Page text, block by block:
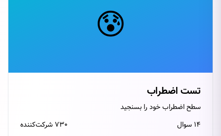
😰
تست اضطراب
سطح اضطراب خود را بسنجید
۱۴ سوال
۷۳۰ شرکت‌کننده